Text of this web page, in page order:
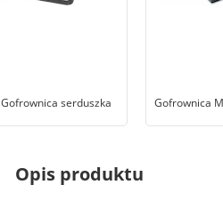
Gofrownica serduszka Gofrownica
Opis produktu